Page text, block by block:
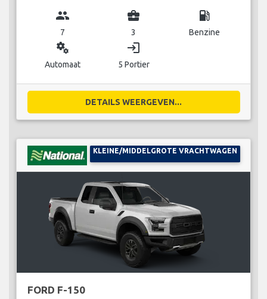
group
7
business_center
3
local_gas_station
Benzine
miscellaneous_services
Automaat
login
5 Portier
DETAILS WEERGEVEN...
KLEINE/MIDDELGROTE VRACHTWAGEN
FORD F-150